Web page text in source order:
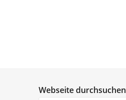
Webseite durchsuchen